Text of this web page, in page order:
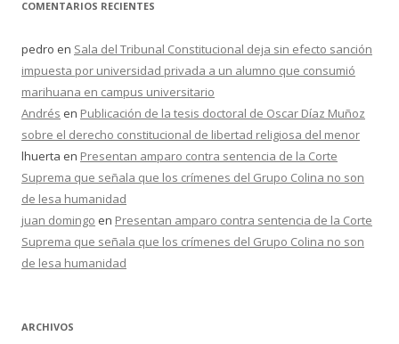
COMENTARIOS RECIENTES
pedro en Sala del Tribunal Constitucional deja sin efecto sanción
impuesta por universidad privada a un alumno que consumió
marihuana en campus universitario
Andrés en Publicación de la tesis doctoral de Oscar Díaz Muñoz
sobre el derecho constitucional de libertad religiosa del menor
lhuerta en Presentan amparo contra sentencia de la Corte
Suprema que señala que los crímenes del Grupo Colina no son
de lesa humanidad
juan domingo en Presentan amparo contra sentencia de la Corte
Suprema que señala que los crímenes del Grupo Colina no son
de lesa humanidad
ARCHIVOS